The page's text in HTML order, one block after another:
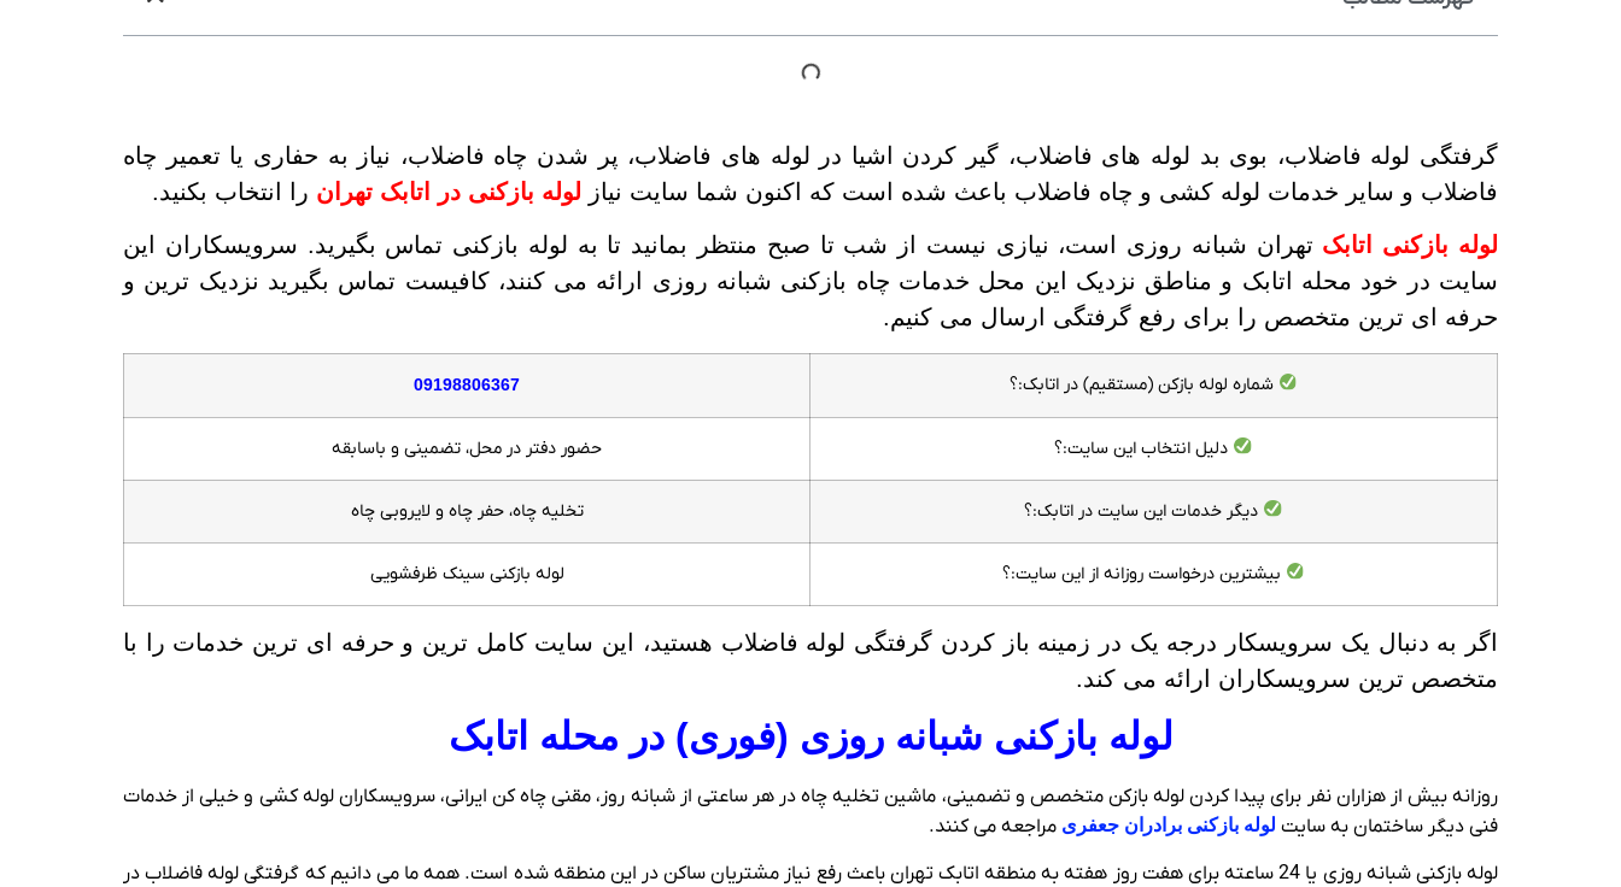
گرفتگی لوله فاضلاب، بوی بد لوله های فاضلاب، گیر کردن اشیا در لوله های فاضلاب، پر شدن چاه فاضلاب، نیاز به حفاری یا تعمیر چاه
فاضلاب و سایر خدمات لوله کشی و چاه فاضلاب باعث شده است که اکنون شما سایت نیاز لوله بازکنی در اتابک تهران را انتخاب بکنید.
لوله بازکنی اتابک تهران شبانه روزی است، نیازی نیست از شب تا صبح منتظر بمانید تا به لوله بازکنی تماس بگیرید. سرویسکاران این
سایت در خود محله اتابک و مناطق نزدیک این محل خدمات چاه بازکنی شبانه روزی ارائه می کنند، کافیست تماس بگیرید نزدیک ترین و
حرفه ای ترین متخصص را برای رفع گرفتگی ارسال می کنیم.
شماره لوله بازکن (مستقیم) در اتابک:؟ 09198806367
دلیل انتخاب این سایت:؟ حضور دفتر در محل، تضمینی و باسابقه
دیگر خدمات این سایت در اتابک:؟ تخلیه چاه، حفر چاه و لایروبی چاه
بیشترین درخواست روزانه از این سایت:؟ لوله بازکنی سینک ظرفشویی
اگر به دنبال یک سرویسکار درجه یک در زمینه باز کردن گرفتگی لوله فاضلاب هستید، این سایت کامل ترین و حرفه ای ترین خدمات را با
متخصص ترین سرویسکاران ارائه می کند.
لوله بازکنی شبانه روزی (فوری) در محله اتابک
روزانه بیش از هزاران نفر برای پیدا کردن لوله بازکن متخصص و تضمینی، ماشین تخلیه چاه در هر ساعتی از شبانه روز، مقنی چاه کن ایرانی، سرویسکاران لوله کشی و خیلی از خدمات
فنی دیگر ساختمان به سایت لوله بازکنی برادران جعفری مراجعه می کنند.
لوله بازکنی شبانه روزی یا 24 ساعته برای هفت روز هفته به منطقه اتابک تهران باعث رفع نیاز مشتریان ساکن در این منطقه شده است. همه ما می دانیم که گرفتگی لوله فاضلاب در